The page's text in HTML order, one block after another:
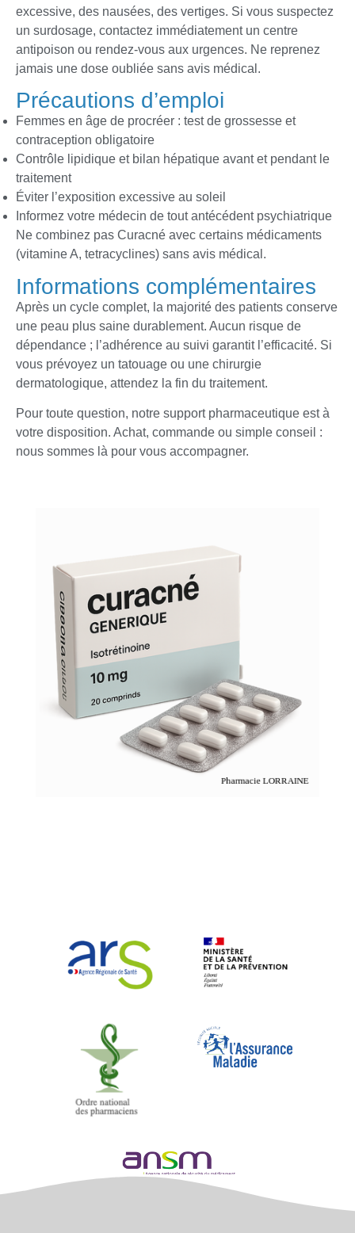
excessive, des nausées, des vertiges. Si vous suspectez
un surdosage, contactez immédiatement un centre
antipoison ou rendez-vous aux urgences. Ne reprenez
jamais une dose oubliée sans avis médical.
Précautions d’emploi
Femmes en âge de procréer : test de grossesse et
contraception obligatoire
Contrôle lipidique et bilan hépatique avant et pendant le
traitement
Éviter l’exposition excessive au soleil
Informez votre médecin de tout antécédent psychiatrique
Ne combinez pas Curacné avec certains médicaments
(vitamine A, tetracyclines) sans avis médical.
Informations complémentaires
Après un cycle complet, la majorité des patients conserve
une peau plus saine durablement. Aucun risque de
dépendance ; l’adhérence au suivi garantit l’efficacité. Si
vous prévoyez un tatouage ou une chirurgie
dermatologique, attendez la fin du traitement.
Pour toute question, notre support pharmaceutique est à
votre disposition. Achat, commande ou simple conseil :
nous sommes là pour vous accompagner.